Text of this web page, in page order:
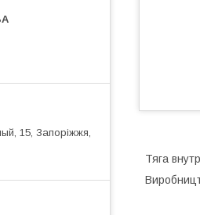
Тяга
15, Запоріжжя,